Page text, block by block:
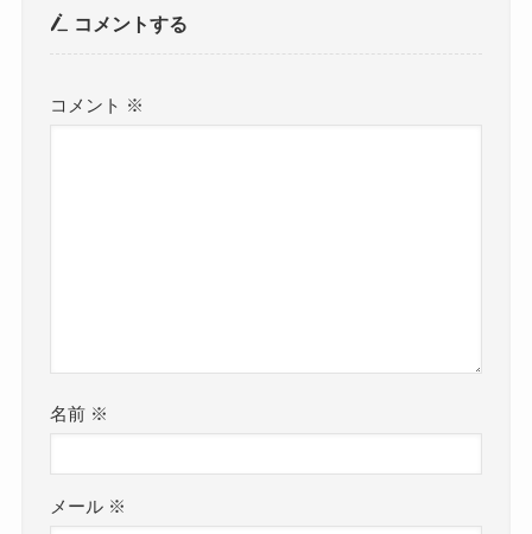
コメントする
コメント ※
名前 ※
メール ※